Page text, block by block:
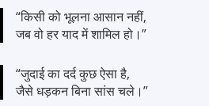
“किसी को भूलना आसान नहीं,
जब वो हर याद में शामिल हो।”
“जुदाई का दर्द कुछ ऐसा है,
जैसे धड़कन बिना सांस चले।”